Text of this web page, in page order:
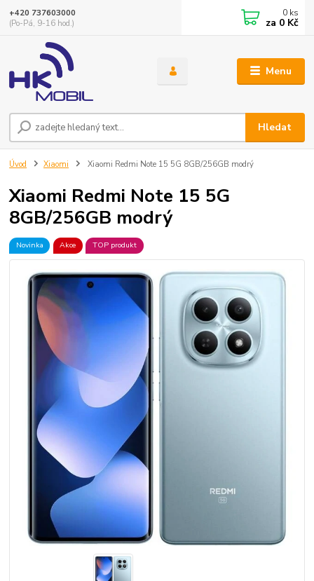
Menu
Hledat
+420 737603000
(Po-Pá, 9-16 hod.)
0 ks
za 0 Kč
Úvod Xiaomi Xiaomi Redmi Note 15 5G 8GB/256GB modrý
Xiaomi Redmi Note 15 5G
8GB/256GB modrý
Novinka Akce TOP produkt